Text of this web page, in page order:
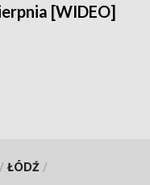
[WIDEO]
/ ŁÓDŹ /